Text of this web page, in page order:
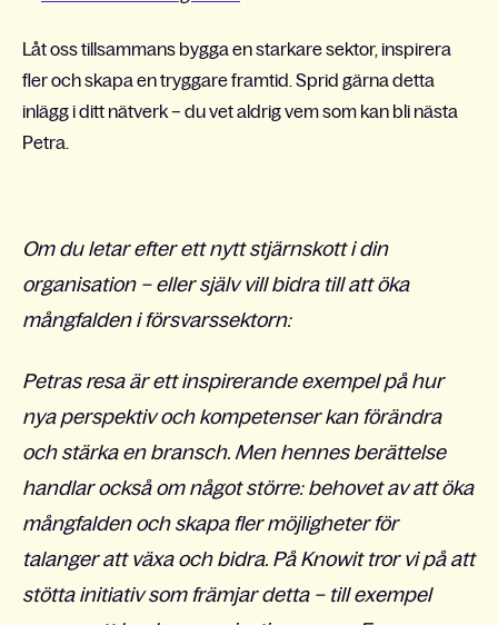
Låt oss tillsammans bygga en starkare sektor, inspirera
fler och skapa en tryggare framtid. Sprid gärna detta
inlägg i ditt nätverk – du vet aldrig vem som kan bli nästa
Petra.
Om du letar efter ett nytt stjärnskott i din
organisation – eller själv vill bidra till att öka
mångfalden i försvarssektorn:
Petras resa är ett inspirerande exempel på hur
nya perspektiv och kompetenser kan förändra
och stärka en bransch. Men hennes berättelse
handlar också om något större: behovet av att öka
mångfalden och skapa fler möjligheter för
talanger att växa och bidra. På Knowit tror vi på att
stötta initiativ som främjar detta – till exempel